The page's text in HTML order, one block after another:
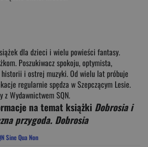
dla dzieci i wielu powieści fantasy.
Poszukiwacz spokoju, optymista,
i ostrej muzyki. Od wielu lat próbuje
regularnie spędza w Szepczącym Lesie.
z Wydawnictwem SQN.
na temat książki Dobrosia i
przygoda. Dobrosia
Sine Qua Non